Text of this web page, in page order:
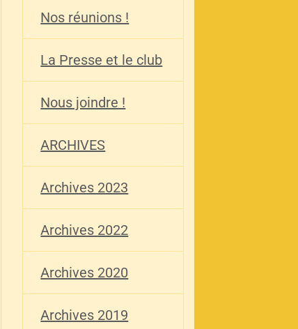
Nos réunions !
La Presse et le club
Nous joindre !
ARCHIVES
Archives 2023
Archives 2022
Archives 2020
Archives 2019